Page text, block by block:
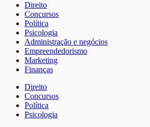
Direito
Concursos
Política
Psicologia
Administração e negócios
Empreendedorismo
Marketing
Finanças
Direito
Concursos
Política
Psicologia